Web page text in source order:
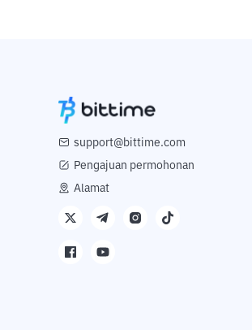
support@bittime.com
Pengajuan permohonan
Alamat